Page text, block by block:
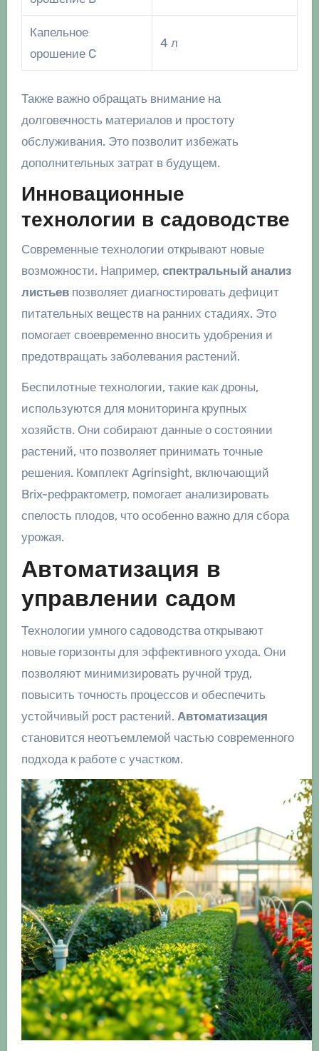
Капельное
орошение C
4 л
Также важно обращать внимание на
долговечность материалов и простоту
обслуживания. Это позволит избежать
дополнительных затрат в будущем.
Инновационные
технологии в садоводстве
Современные технологии открывают новые
возможности. Например, спектральный анализ
листьевпозволяет диагностировать дефицит
питательных веществ на ранних стадиях. Это
помогает своевременно вносить удобрения и
предотвращать заболевания растений.
Беспилотные технологии, такие как дроны,
используются для мониторинга крупных
хозяйств. Они собирают данные о состоянии
растений, что позволяет принимать точные
решения. Комплект Agrinsight, включающий
Brix-рефрактометр, помогает анализировать
спелость плодов, что особенно важно для сбора
урожая.
Автоматизация в
управлении садом
Технологии умного садоводства открывают
новые горизонты для эффективного ухода. Они
позволяют минимизировать ручной труд,
повысить точность процессов и обеспечить
устойчивый рост растений. Автоматизация
становится неотъемлемой частью современного
подхода к работе с участком.